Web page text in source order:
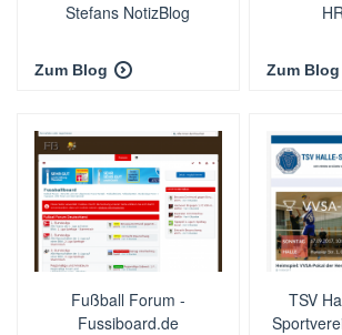
Stefans NotizBlog
Zum Blog Zum Blog
Fußball Forum -
Fussiboard.de
TSV